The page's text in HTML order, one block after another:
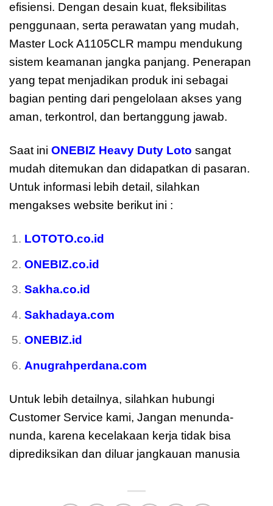
efisiensi. Dengan desain kuat, fleksibilitas
penggunaan, serta perawatan yang mudah,
Master Lock A1105CLR mampu mendukung
sistem keamanan jangka panjang. Penerapan
yang tepat menjadikan produk ini sebagai
bagian penting dari pengelolaan akses yang
aman, terkontrol, dan bertanggung jawab.
Saat ini ONEBIZ Heavy Duty Loto sangat
mudah ditemukan dan didapatkan di pasaran.
Untuk informasi lebih detail, silahkan
mengakses website berikut ini :
LOTOTO.co.id
ONEBIZ.co.id
Sakha.co.id
Sakhadaya.com
ONEBIZ.id
Anugrahperdana.com
Untuk lebih detailnya, silahkan hubungi
Customer Service kami, Jangan menunda-
nunda, karena kecelakaan kerja tidak bisa
diprediksikan dan diluar jangkauan manusia